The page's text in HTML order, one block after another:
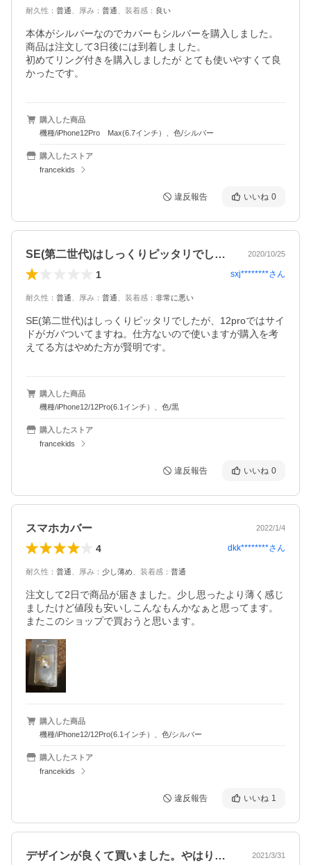
耐久性 ： 普通 厚み ： 普通 装着感 ： 良い
本体がシルバーなのでカバーもシルバーを購入しました。
商品は注文して3日後には到着しました。
初めてリング付きを購入しましたが とても使いやすくて良
かったです。
購入した商品
機種/iPhone12Pro Max(6.7インチ）、色/シルバー
購入したストア
francekids
違反報告 いいね 0
SE(第二世代)はしっくりピッタリでし… 2020/10/25
1 sxj********さん
耐久性 ： 普通 厚み ： 普通 装着感 ： 非常に悪い
SE(第二世代)はしっくりピッタリでしたが、12proではサイ
ドがガバついてますね。仕方ないので使いますが購入を考
えてる方はやめた方が賢明です。
購入した商品
機種/iPhone12/12Pro(6.1インチ）、色/黒
購入したストア
francekids
違反報告 いいね 0
スマホカバー 2022/1/4
4 dkk********さん
耐久性 ： 普通 厚み ： 少し薄め 装着感 ： 普通
注文して2日で商品が届きました。少し思ったより薄く感じ
ましたけど値段も安いしこんなもんかなぁと思ってます。
またこのショップで買おうと思います。
購入した商品
機種/iPhone12/12Pro(6.1インチ）、色/シルバー
購入したストア
francekids
違反報告 いいね 1
デザインが良くて買いました。やはり指紋… 2021/3/31